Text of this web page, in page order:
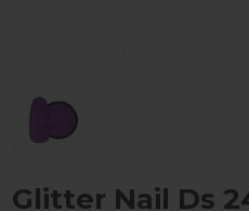
Glitter Nail Ds